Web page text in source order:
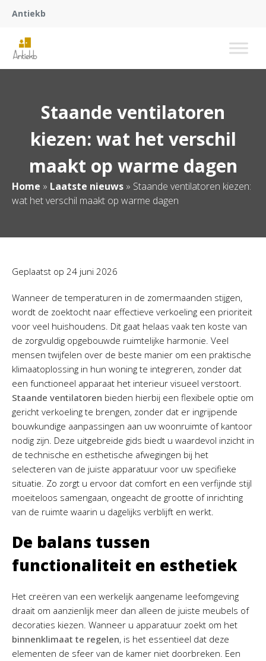
Antiekb
Staande ventilatoren
kiezen: wat het verschil
maakt op warme dagen
Home » Laatste nieuws » Staande ventilatoren kiezen:
wat het verschil maakt op warme dagen
Geplaatst op 24 juni 2026
Wanneer de temperaturen in de zomermaanden stijgen,
wordt de zoektocht naar effectieve verkoeling een prioriteit
voor veel huishoudens. Dit gaat helaas vaak ten koste van
de zorgvuldig opgebouwde ruimtelijke harmonie. Veel
mensen twijfelen over de beste manier om een praktische
klimaatoplossing in hun woning te integreren, zonder dat
een functioneel apparaat het interieur visueel verstoort.
Staande ventilatoren bieden hierbij een flexibele optie om
gericht verkoeling te brengen, zonder dat er ingrijpende
bouwkundige aanpassingen aan uw woonruimte of kantoor
nodig zijn. Deze uitgebreide gids biedt u waardevol inzicht in
de technische en esthetische afwegingen bij het
selecteren van de juiste apparatuur voor uw specifieke
situatie. Zo zorgt u ervoor dat comfort en een verfijnde stijl
moeiteloos samengaan, ongeacht de grootte of inrichting
van de ruimte waarin u dagelijks verblijft en werkt.
De balans tussen
functionaliteit en esthetiek
Het creëren van een werkelijk aangename leefomgeving
draait om aanzienlijk meer dan alleen de juiste meubels of
decoraties kiezen. Wanneer u apparatuur zoekt om het
binnenklimaat te regelen, is het essentieel dat deze
elementen de sfeer van de kamer niet doorbreken. Een